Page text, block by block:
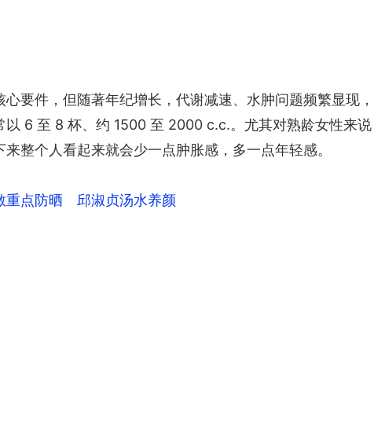
要件，但随著年纪增长，代谢减速、水肿问题频繁显现
6 至 8 杯、约 1500 至 2000 c.c.。尤其对熟龄女性来
整个人看起来就会少一点肿胀感，多一点年轻感。
重点防晒 邱淑贞汤水养颜